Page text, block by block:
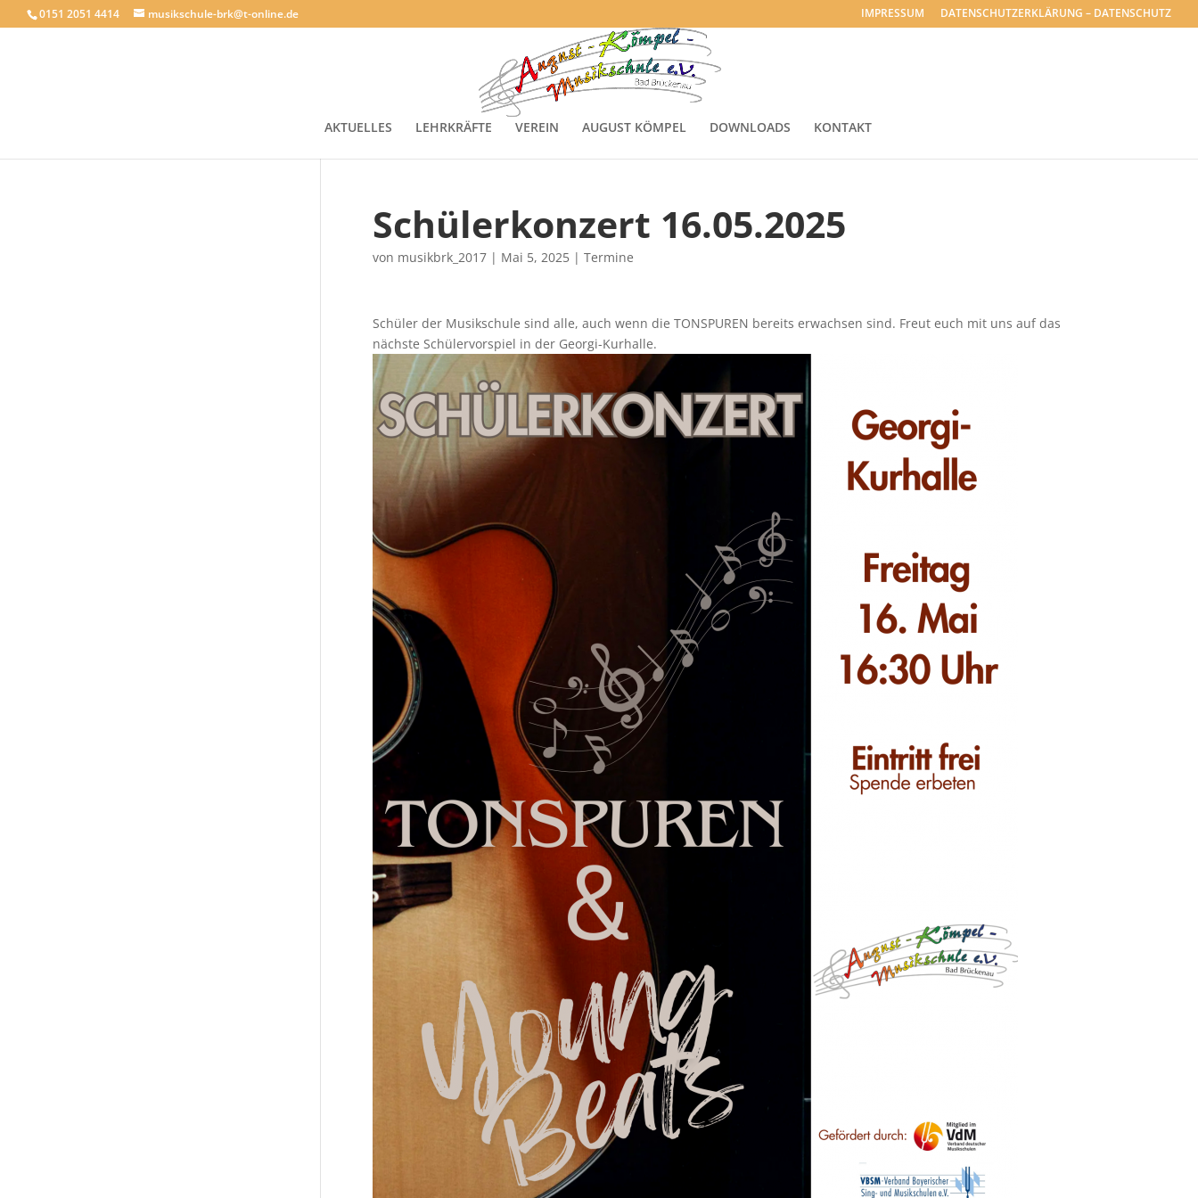
0151 2051 4414 musikschule-brk@t-online.de IMPRESSUM DATENSCHUTZERKLÄRUNG – DATENSCHUTZ
AKTUELLES LEHRKRÄFTE VEREIN AUGUST KÖMPEL DOWNLOADS KONTAKT
Schülerkonzert 16.05.2025
von musikbrk_2017| Mai 5, 2025| Termine
Schüler der Musikschule sind alle, auch wenn die TONSPUREN bereits erwachsen sind. Freut euch mit uns auf das
nächste Schülervorspiel in der Georgi-Kurhalle.